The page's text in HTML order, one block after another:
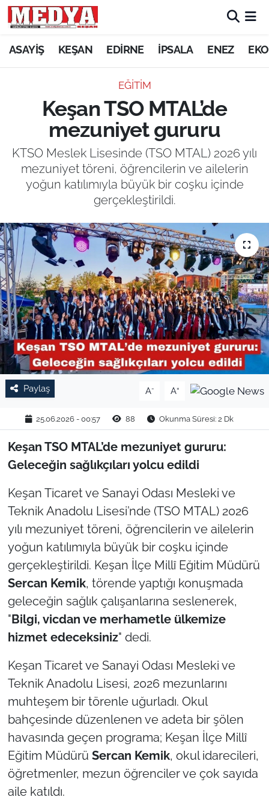
ASAYİŞ KEŞAN EDİRNE İPSALA ENEZ
EĞİTİM
Keşan TSO MTAL’de
mezuniyet gururu
KTSO Meslek Lisesinde (TSO MTAL) 2026 yılı
mezuniyet töreni, öğrencilerin ve ailelerin
yoğun katılımıyla büyük bir coşku içinde
gerçekleştirildi.
Paylaş A- A+
25.06.2026 - 00:57 88 Okunma Süresi: 2 Dk
Keşan TSO MTAL’de mezuniyet gururu:
Geleceğin sağlıkçıları yolcu edildi
Keşan Ticaret ve Sanayi Odası Mesleki ve
Teknik Anadolu Lisesi’nde (TSO MTAL) 2026
yılı mezuniyet töreni, öğrencilerin ve ailelerin
yoğun katılımıyla büyük bir coşku içinde
gerçekleştirildi. Keşan İlçe Millî Eğitim Müdürü
Sercan Kemik, törende yaptığı konuşmada
geleceğin sağlık çalışanlarına seslenerek,
"Bilgi, vicdan ve merhametle ülkemize
hizmet edeceksiniz" dedi.
Keşan Ticaret ve Sanayi Odası Mesleki ve
Teknik Anadolu Lisesi, 2026 mezunlarını
muhteşem bir törenle uğurladı. Okul
bahçesinde düzenlenen ve adeta bir şölen
havasında geçen programa; Keşan İlçe Millî
Eğitim Müdürü Sercan Kemik, okul idarecileri,
öğretmenler, mezun öğrenciler ve çok sayıda
aile katıldı.
KEŞAN
ASAYİŞ
SİYASET
GÜNDEM
SAĞLIK
EĞİTİM
TARIM VE HAYVANCILIK
KÜLTÜR SANAT
RESMİ İLAN
SPOR
YAŞAM
EDİRNE
TEKİRDAĞ
KIRKLARELİ
ÇANAKKALE
TÜRKİYE
Bölge
Güvenlik
Genel
Politika
Flaş Haber
Dış Haberler
Magazin